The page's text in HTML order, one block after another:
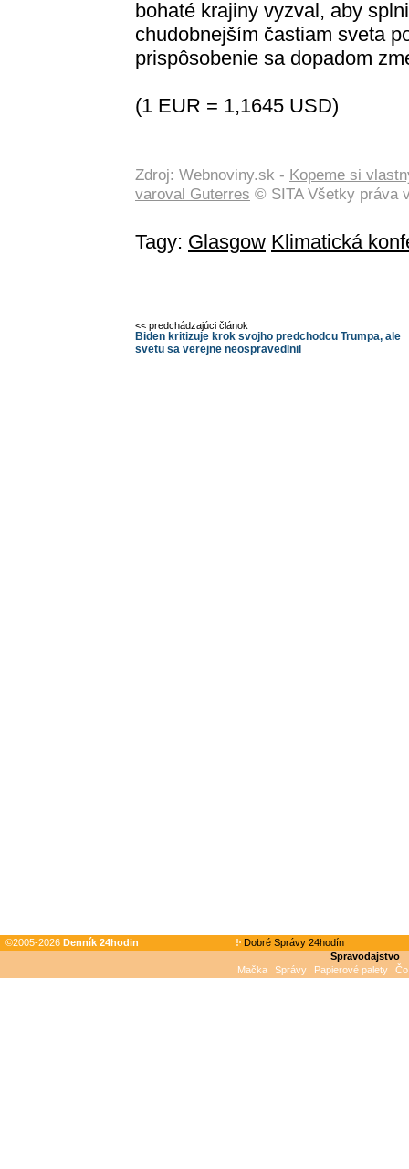
bohaté krajiny vyzval, aby
chudobnejším častiam sveta
prispôsobenie sa dopadom
(1 EUR = 1,1645 USD)
Zdroj: Webnoviny.sk - Kopeme si
varoval Guterres © SITA Všetky práva
Tagy: Glasgow Klimatická
<< predchádzajúci článok
Biden kritizuje krok svojho predchodcu Trumpa, ale
svetu sa verejne neospravedlnil
©2005-2026 Denník 24hodin
Dobré Správy 24hodín
Spravodajstvo
Mačka
Správy Papierové palety